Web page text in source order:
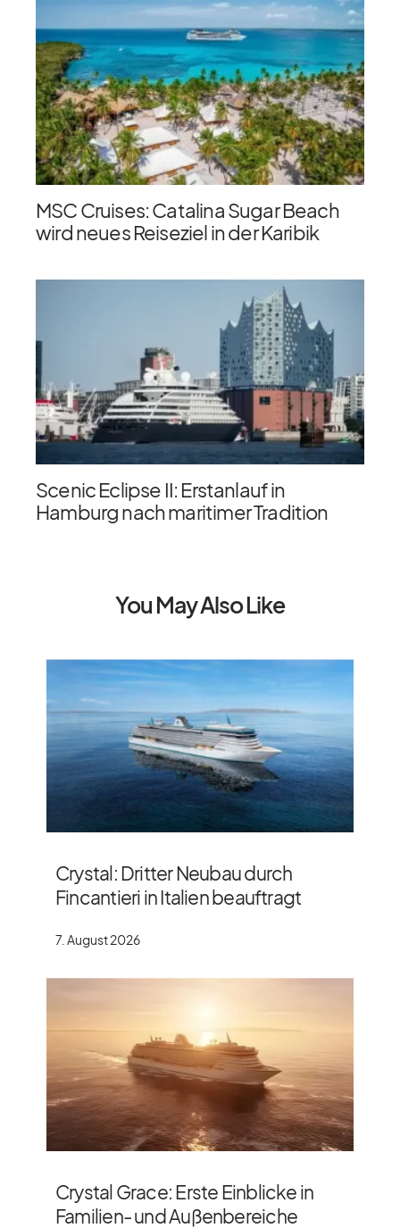
MSC Cruises: Catalina Sugar Beach
wird neues Reiseziel in der Karibik
Scenic Eclipse II: Erstanlauf in
Hamburg nach maritimer Tradition
You May Also Like
Crystal: Dritter Neubau durch
Fincantieri in Italien beauftragt
7. August 2026
Crystal Grace: Erste Einblicke in
Familien- und Außenbereiche